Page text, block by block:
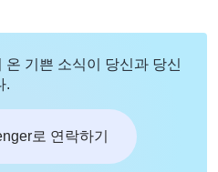
기쁜 소식이 당신과 당신
.
로 연락하기